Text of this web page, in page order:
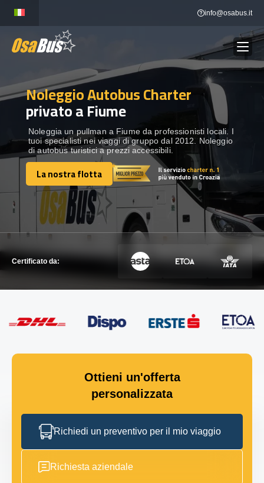
content
info@osabus.it
NOLEGGIO AUTOBUS Show dropdown
DESTINAZIONI Show dropdown
FLOTTA
METTITI IN CONTATTO
METTITI IN CONTATTO
Noleggio Autobus Charter
privato a Fiume
Noleggia un pullman a Fiume da professionisti locali. I
tuoi specialisti nei viaggi di gruppo dal 2012. Noleggio
di autobus turistici a prezzi accessibili.
La nostra flotta
La nostra flotta
Certificato da:
Ottieni un'offerta
personalizzata
Richiedi un preventivo per il mio viaggio
Richiesta aziendale